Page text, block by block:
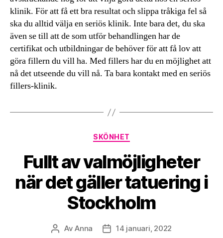
klinik. För att få ett bra resultat och slippa tråkiga fel så
ska du alltid välja en seriös klinik. Inte bara det, du ska
även se till att de som utför behandlingen har de
certifikat och utbildningar de behöver för att få lov att
göra fillern du vill ha. Med fillers har du en möjlighet att
nå det utseende du vill nå. Ta bara kontakt med en seriös
fillers-klinik.
Kategorier
SKÖNHET
Fullt av valmöjligheter
när det gäller tatuering i
Stockholm
Inläggsförfattare
AvAnna Inläggsdatum
14 januari, 2022